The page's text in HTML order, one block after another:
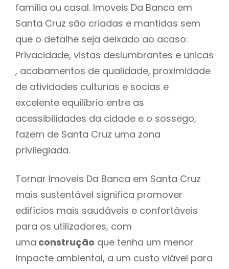
família ou casal. Imoveis Da Banca em
Santa Cruz são criadas e mantidas sem
que o detalhe seja deixado ao acaso:
Privacidade, vistas deslumbrantes e unicas
, acabamentos de qualidade, proximidade
de atividades culturias e socias e
excelente equilíbrio entre as
acessibilidades da cidade e o sossego,
fazem de Santa Cruz uma zona
privilegiada.
Tornar Imoveis Da Banca em Santa Cruz
mais sustentável significa promover
edifícios mais saudáveis e confortáveis
para os utilizadores, com
uma construção que tenha um menor
impacte ambiental, a um custo viável para